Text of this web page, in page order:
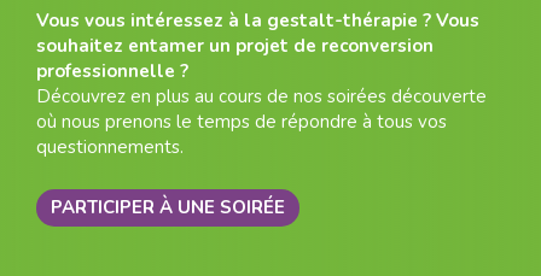
Vous vous intéressez à la gestalt-thérapie ? Vous
souhaitez entamer un projet de reconversion
professionnelle ?
Découvrez en plus au cours de nos soirées découverte
où nous prenons le temps de répondre à tous vos
questionnements.
PARTICIPER À UNE SOIRÉE